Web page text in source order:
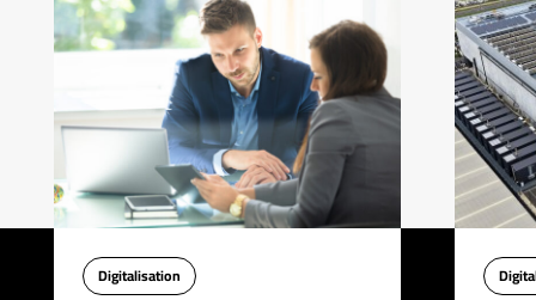
Digitalisation